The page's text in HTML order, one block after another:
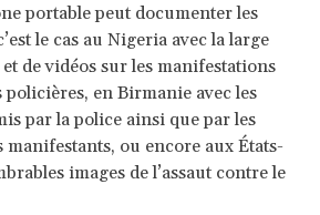
portable peut documenter les
le cas au Nigeria avec la large
de vidéos sur les manifestations
policières, en Birmanie avec les
par la police ainsi que par les
ou encore aux États-
images de l’assaut contre le